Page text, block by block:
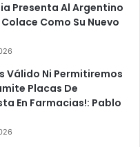
Presenta Al Argentino
Como Su Nuevo
Válido Ni Permitiremos
Placas De
En Farmacias!: Pablo